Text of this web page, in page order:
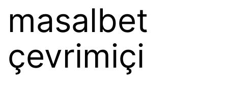
masalbet
çevrimiçi